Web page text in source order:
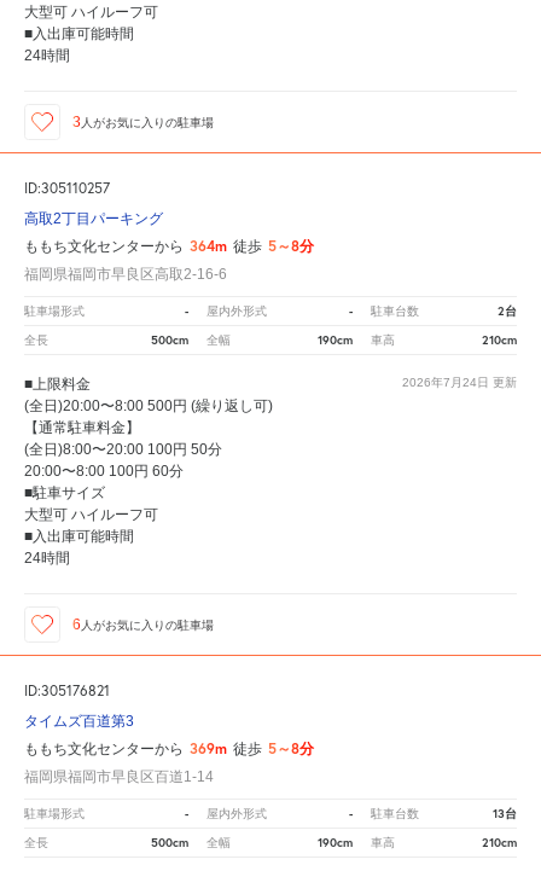
大型可 ハイルーフ可
■入出庫可能時間
24時間
3 人がお気に入りの駐車場
ID:305110257
高取2丁目パーキング
ももち文化センターから 364m 徒歩 5～8分
福岡県福岡市早良区高取2-16-6
駐車場形式 - 屋内外形式 - 駐車台数 2台
全長 500cm 全幅 190cm 車高 210cm
2026年7月24日 更新
■上限料金
(全日)20:00〜8:00 500円 (繰り返し可)
【通常駐車料金】
(全日)8:00〜20:00 100円 50分
20:00〜8:00 100円 60分
■駐車サイズ
大型可 ハイルーフ可
■入出庫可能時間
24時間
6 人がお気に入りの駐車場
ID:305176821
タイムズ百道第3
ももち文化センターから 369m 徒歩 5～8分
福岡県福岡市早良区百道1-14
駐車場形式 - 屋内外形式 - 駐車台数 13台
全長 500cm 全幅 190cm 車高 210cm